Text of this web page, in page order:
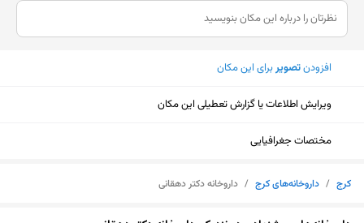
افزودنتصویربرای این مکان
ویرایش اطلاعات یا گزارش تعطیلی این مکان
مختصات جغرافیایی
کرج / داروخانه‌های کرج / داروخانه دکتر دهقانی